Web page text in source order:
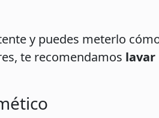
y puedes meterlo
te recomendamos lavar